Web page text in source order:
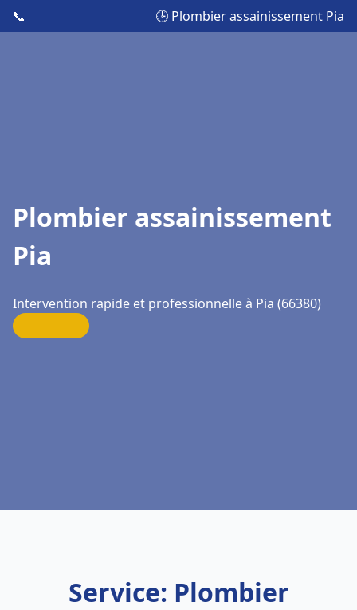
📞 🕒 Plombier assainissement Pia
Plombier assainissement
Pia
Intervention rapide et professionnelle à Pia (66380)
Service: Plombier